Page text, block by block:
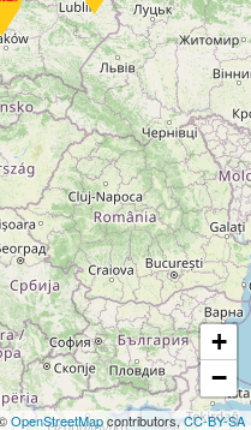
+
−
OpenStreetMapcontributors,CC-BY-SA